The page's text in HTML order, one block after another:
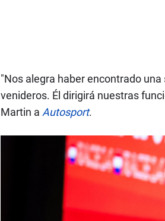
"Nos alegra haber encontrado
venideros. Él dirigirá nuestras
Martin a Autosport.